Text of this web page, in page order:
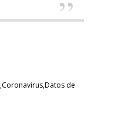
CoronavirusDatos de